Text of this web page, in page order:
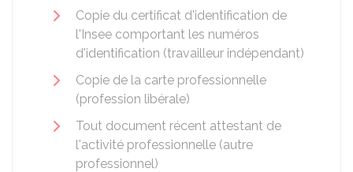
Copie du certificat d'identification de
l'Insee comportant les numéros
d'identification (travailleur indépendant)
Copie de la carte professionnelle
(profession libérale)
Tout document récent attestant de
l'activité professionnelle (autre
professionnel)